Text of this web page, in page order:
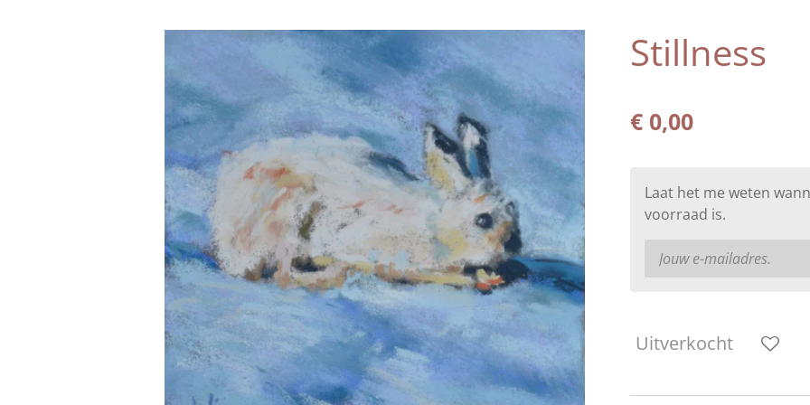
Stillness
€ 0,00
Laat het me weten
voorraad is.
Uitverkocht